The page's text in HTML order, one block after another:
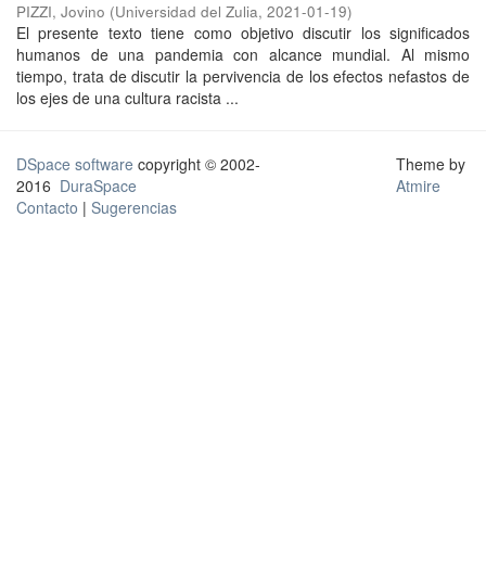
PIZZI, Jovino (Universidad del Zulia, 2021-01-19)
El presente texto tiene como objetivo discutir los significados
humanos de una pandemia con alcance mundial. Al mismo
tiempo, trata de discutir la pervivencia de los efectos nefastos de
los ejes de una cultura racista ...
DSpace software copyright © 2002-
2016 DuraSpace
Contacto | Sugerencias
Theme by
Atmire